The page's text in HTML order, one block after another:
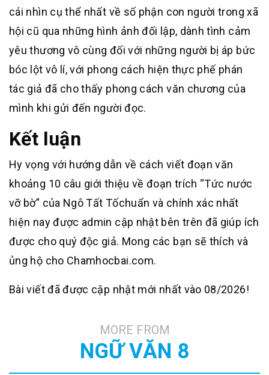
cái nhìn cụ thể nhất về số phận con người trong xã
hội cũ qua những hình ảnh đối lập, dành tình cảm
yêu thương vô cùng đối với những người bị áp bức
bóc lột vô lí, với phong cách hiện thực phế phán
tác giả đã cho thấy phong cách văn chương của
mình khi gửi đến người đọc.
Kết luận
Hy vọng với hướng dẫn về cách viết đoạn văn
khoảng 10 câu giới thiệu về đoạn trích “Tức nước
vỡ bờ” của Ngô Tất Tốchuẩn và chính xác nhất
hiện nay được admin cập nhật bên trên đã giúp ích
được cho quý độc giả. Mong các bạn sẽ thích và
ủng hộ cho Chamhocbai.com.
Bài viết đã được cập nhật mới nhất vào 08/2026!
MORE FROM
NGỮ VĂN 8